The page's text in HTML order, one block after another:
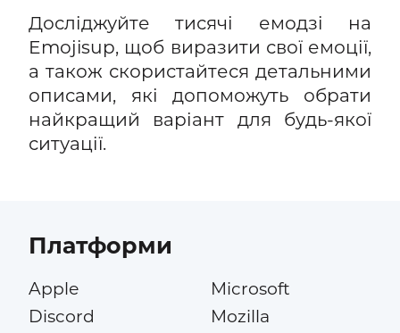
Досліджуйте тисячі емодзі на
Emojisup, щоб виразити свої емоції,
а також скористайтеся детальними
описами, які допоможуть обрати
найкращий варіант для будь-якої
ситуації.
Платформи
Apple
Discord
Microsoft
Mozilla